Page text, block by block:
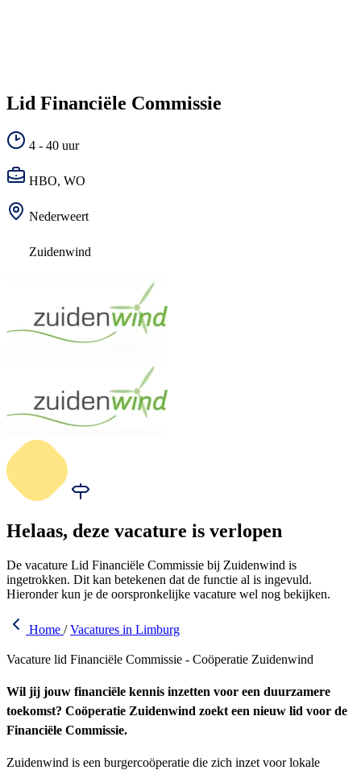
Lid Financiële Commissie
4 - 40 uur
HBO, WO
Nederweert
Zuidenwind
Helaas, deze vacature is verlopen
De vacature Lid Financiële Commissie bij Zuidenwind is
ingetrokken. Dit kan betekenen dat de functie al is ingevuld.
Hieronder kun je de oorspronkelijke vacature wel nog bekijken.
Home / Vacatures in Limburg
Vacature lid Financiële Commissie - Coöperatie Zuidenwind
Wil jij jouw financiële kennis inzetten voor een duurzamere
toekomst? Coöperatie Zuidenwind zoekt een nieuw lid voor de
Financiële Commissie.
Zuidenwind is een burgercoöperatie die zich inzet voor lokale